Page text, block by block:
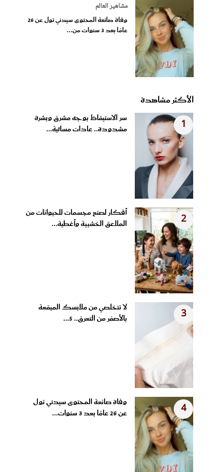
مشاهير العالم
وفاة صانعة المحتوى سيدني تول عن 26
عامًا بعد 3 سنوات من...
الأكثر مشاهدة
1
سر الاستيقاظ بوجه مشرق وبشرة
مشدودة.. عادات مسائية...
2
أفكار لصنع مجسمات للحيوانات من
الملاعق الخشبية وأغطية...
3
لا تتخلصي من ملابسك المبقعة
بالأصفر من التعرق.. 5...
4
وفاة صانعة المحتوى سيدني تول
عن 26 عامًا بعد 3 سنوات...